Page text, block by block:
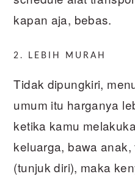
kapan aja, bebas.
2. LEBIH MURAH
Tidak dipungkiri,
umum itu harganya
ketika kamu
keluarga, bawa
(tunjuk diri), maka